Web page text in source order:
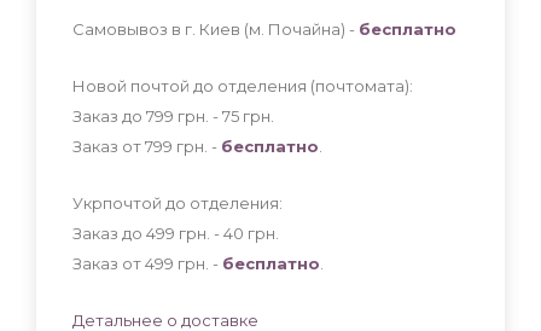
Самовывоз в г. Киев (м. Почайна) - бесплатно
Новой почтой до отделения (почтомата):
Заказ до 799 грн. - 75 грн
Заказ от 799 грн. - бесплатно
Укрпочтой до отделения:
Заказ до 499 грн. - 40 грн
Заказ от 499 грн. - бесплатно
Детальнее о доставке